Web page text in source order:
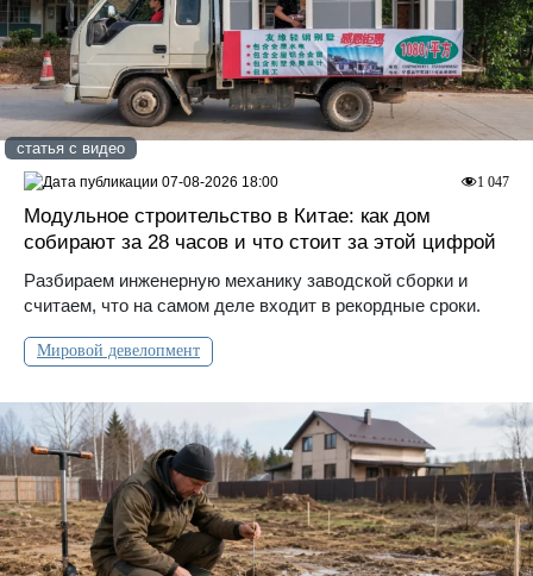
статья с видео
Модульное строительство в Китае: как дом
собирают за 28 часов и что стоит за этой цифрой
Разбираем инженерную механику заводской сборки и
считаем, что на самом деле входит в рекордные сроки.
Мировой девелопмент
1 047
07-08-2026 18:00